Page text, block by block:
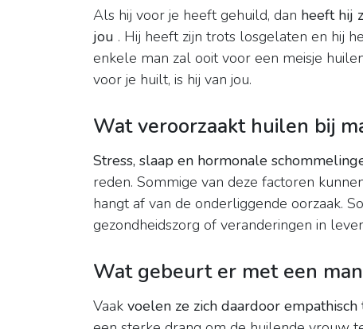
Als hij voor je heeft gehuild, dan heeft hij
jou . Hij heeft zijn trots losgelaten en hij
enkele man zal ooit voor een meisje
voor je huilt, is hij van jou.
Wat veroorzaakt huilen bij
Stress, slaap en hormonale
reden. Sommige van deze factoren
hangt af van de onderliggende oorzaak.
gezondheidszorg of veranderingen in
Wat gebeurt er met een
Vaak voelen ze zich daardoor